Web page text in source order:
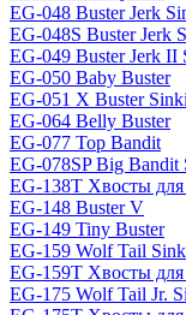
EG-048 Buster Jerk
EG-048S Buster Jerk
EG-049 Buster Jerk II
EG-050 Baby Buster
EG-051 X Buster
EG-064 Belly Buster
EG-077 Top Bandit
EG-078SP Big Bandit
EG-138T Хвосты
EG-148 Buster V
EG-149 Tiny Buster
EG-159 Wolf Tail
EG-159T Хвосты
EG-175 Wolf Tail Jr.